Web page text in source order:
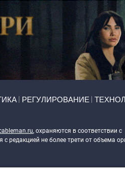
РЕГУЛИРОВАНИЕ
, охраняются в соответствии с
редакцией не более трети от объема